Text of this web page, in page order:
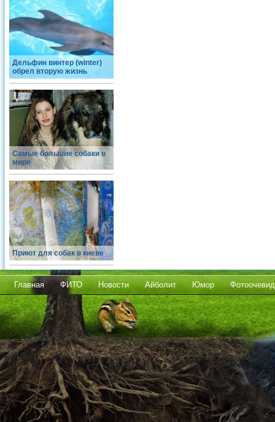
Дельфин винтер (winter)
обрел вторую жизнь
Самые большие собаки в
мире
Приют для собак в киеве
Главная ФИТО Новости Айболит Юмор